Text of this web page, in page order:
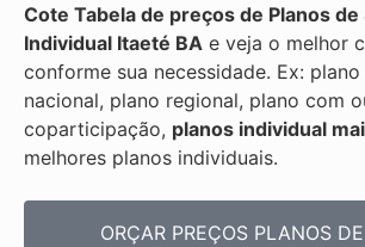
Cote Tabela de preços de Planos de
Individual Itaeté BA e veja o melhor
conforme sua necessidade. Ex:
nacional, plano regional, plano com
coparticipação, planos individual
melhores planos individuais.
ORÇAR PREÇOS PLANOS